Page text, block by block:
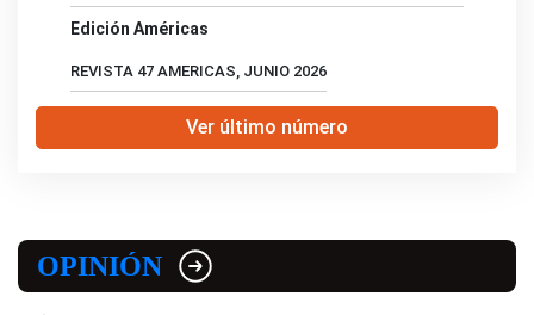
Edición Américas
REVISTA 47 AMERICAS, JUNIO 2026
Ver último número
OPINIÓN